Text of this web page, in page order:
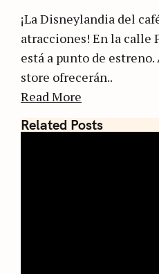
¡La Disneylandia del
atracciones! En la calle
está a punto de
store ofrecerán..
Read More
Related Posts